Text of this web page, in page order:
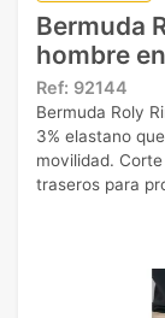
Bermuda
hombre
Ref: 92144
Bermuda Roly
3% elastano
movilidad.
traseros para